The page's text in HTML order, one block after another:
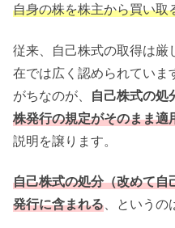
自身の株を株主から買い取
従来、自己株式の取得は厳
在では広く認められていま
がちなのが、 自己株式の処
株発行の規定がそのまま適
説明を譲ります。
自己株式の処分（改めて自
発行に含まれる、というの